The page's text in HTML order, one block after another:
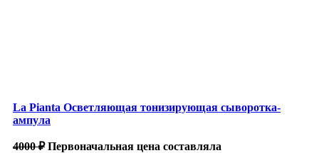
La Pianta Осветляющая тонизирующая сыворотка-
ампула
4000₽ Первоначальная цена составляла